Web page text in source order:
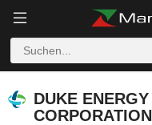
DUKE ENERGY
CORPORATION